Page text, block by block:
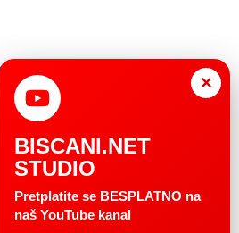
×
BISCANI.NET
STUDIO
Pretplatite se BESPLATNO na
naš YouTube kanal